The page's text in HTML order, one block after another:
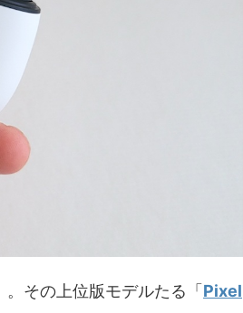
その上位版モデルたる「 Pixel